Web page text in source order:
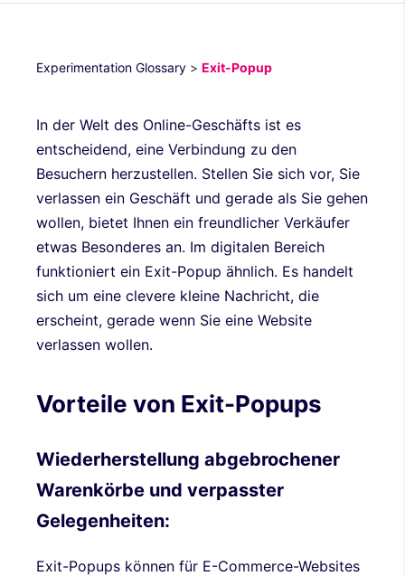
Experimentation Glossary > Exit-Popup
In der Welt des Online-Geschäfts ist es
entscheidend, eine Verbindung zu den
Besuchern herzustellen. Stellen Sie sich vor, Sie
verlassen ein Geschäft und gerade als Sie gehen
wollen, bietet Ihnen ein freundlicher Verkäufer
etwas Besonderes an. Im digitalen Bereich
funktioniert ein Exit-Popup ähnlich. Es handelt
sich um eine clevere kleine Nachricht, die
erscheint, gerade wenn Sie eine Website
verlassen wollen.
Vorteile von Exit-Popups
Wiederherstellung abgebrochener
Warenkörbe und verpasster
Gelegenheiten:
Exit-Popups können für E-Commerce-Websites